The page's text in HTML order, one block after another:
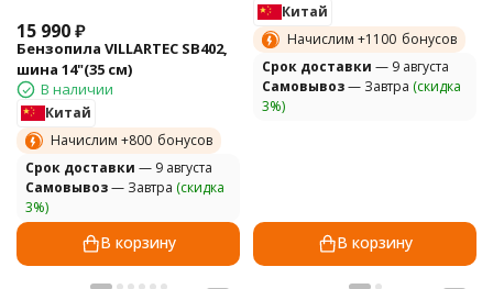
15 990₽
Бензопила VILLARTEC SB402,
шина 14"(35 см)
В наличии
Китай
Начислим +800 бонусов
Cрок доставки — 9 августа
Самовывоз— Завтра (скидка
3%)
В корзину
Китай
Начислим +1100 бонусов
Cрок доставки — 9 августа
Самовывоз— Завтра (скидка
3%)
В корзину